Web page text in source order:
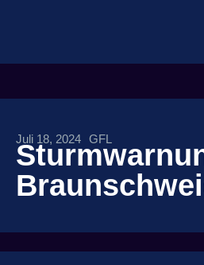
Juli 18, 2024 GFL